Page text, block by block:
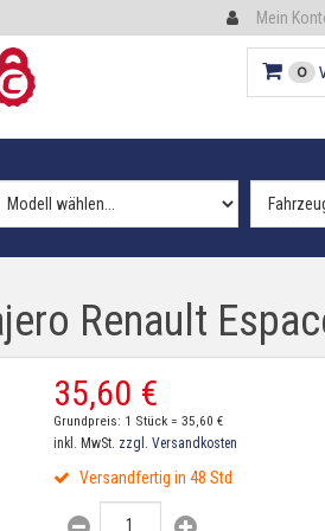
Mein
0
Renault
35,60 €
Grundpreis: 1 Stück = 35,60 €
inkl. MwSt. zzgl. Versandkosten
Versandfertig in 48 Std